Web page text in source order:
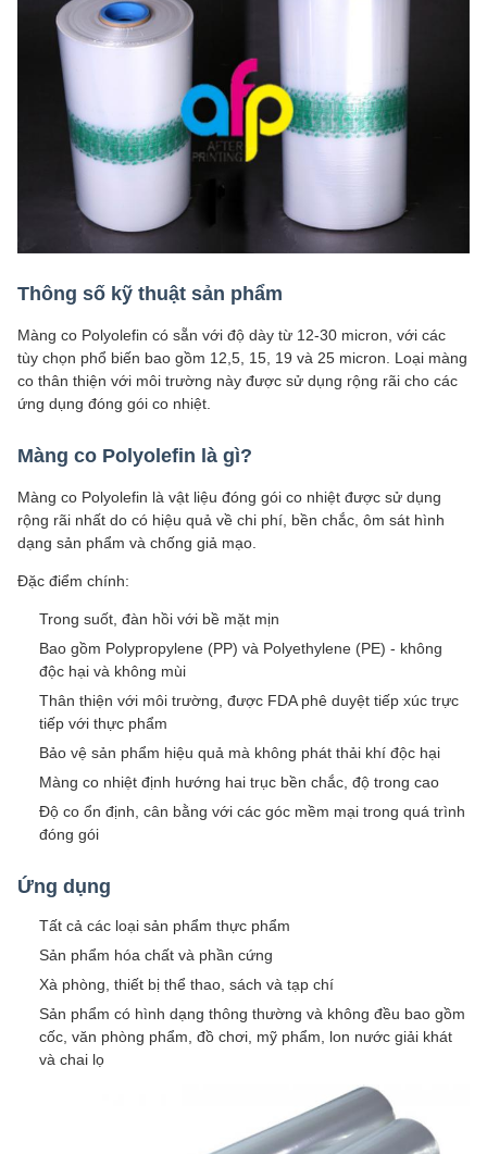
Thông số kỹ thuật sản phẩm
Màng co Polyolefin có sẵn với độ dày từ 12-30 micron, với các
tùy chọn phổ biến bao gồm 12,5, 15, 19 và 25 micron. Loại màng
co thân thiện với môi trường này được sử dụng rộng rãi cho các
ứng dụng đóng gói co nhiệt.
Màng co Polyolefin là gì?
Màng co Polyolefin là vật liệu đóng gói co nhiệt được sử dụng
rộng rãi nhất do có hiệu quả về chi phí, bền chắc, ôm sát hình
dạng sản phẩm và chống giả mạo.
Đặc điểm chính:
Trong suốt, đàn hồi với bề mặt mịn
Bao gồm Polypropylene (PP) và Polyethylene (PE) - không
độc hại và không mùi
Thân thiện với môi trường, được FDA phê duyệt tiếp xúc trực
tiếp với thực phẩm
Bảo vệ sản phẩm hiệu quả mà không phát thải khí độc hại
Màng co nhiệt định hướng hai trục bền chắc, độ trong cao
Độ co ổn định, cân bằng với các góc mềm mại trong quá trình
đóng gói
Ứng dụng
Tất cả các loại sản phẩm thực phẩm
Sản phẩm hóa chất và phần cứng
Xà phòng, thiết bị thể thao, sách và tạp chí
Sản phẩm có hình dạng thông thường và không đều bao gồm
cốc, văn phòng phẩm, đồ chơi, mỹ phẩm, lon nước giải khát
và chai lọ